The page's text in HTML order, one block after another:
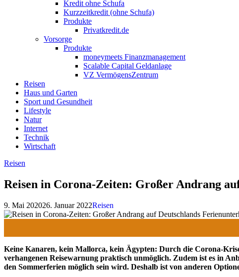
Kredit ohne Schufa
Kurzzeitkredit (ohne Schufa)
Produkte
Privatkredit.de
Vorsorge
Produkte
moneymeets Finanzmanagement
Scalable Capital Geldanlage
VZ VermögensZentrum
Reisen
Haus und Garten
Sport und Gesundheit
Lifestyle
Natur
Internet
Technik
Wirtschaft
Reisen
Reisen in Corona-Zeiten: Großer Andrang
9. Mai 202026. Januar 2022Reisen
Keine Kanaren, kein Mallorca, kein Ägypten: Durch die Corona-
verhangenen Reisewarnung praktisch unmöglich. Zudem ist es in
den Sommerferien möglich sein wird. Deshalb ist von anderen